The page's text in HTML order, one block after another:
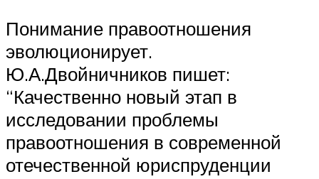
Понимание правоотношения
эволюционирует.
Ю.А.Двойничников пишет:
“Качественно новый этап в
исследовании проблемы
правоотношения в современной
отечественной юриспруденции